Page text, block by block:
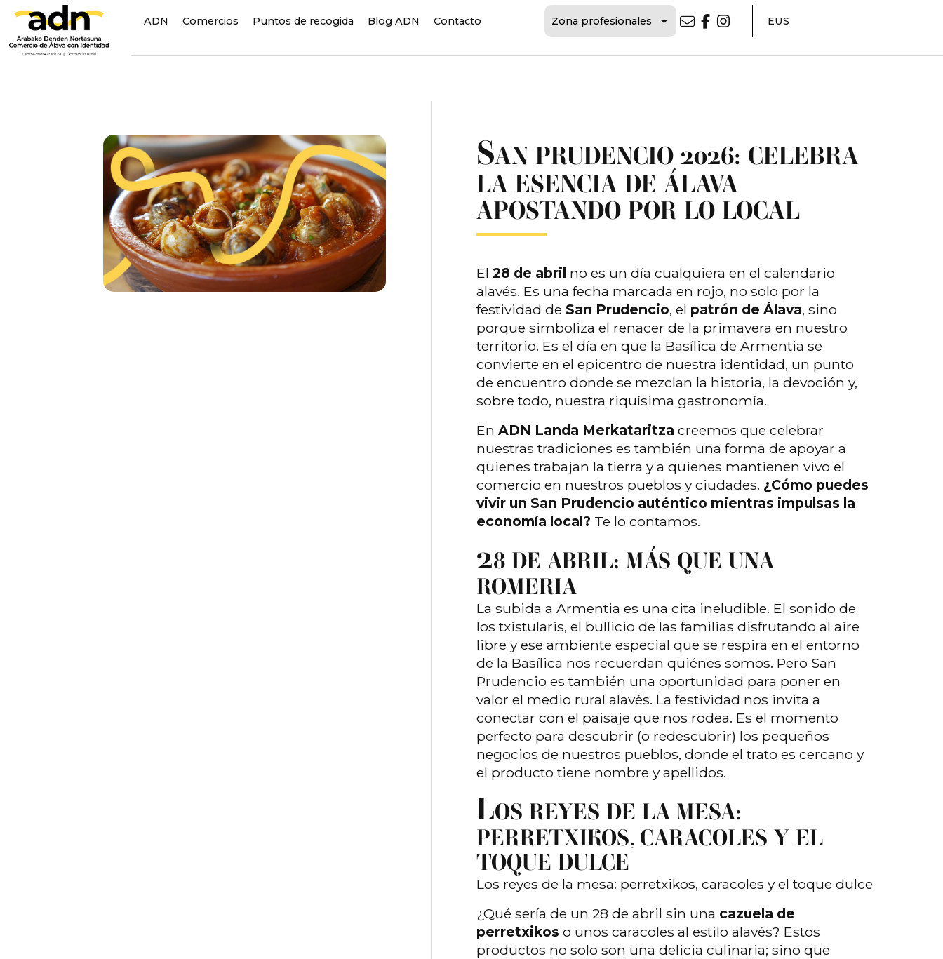
ADN Comercios Puntos de recogida Blog ADN Contacto Zona profesionales EUS
SAN PRUDENCIO 2026: CELEBRA
LA ESENCIA DE ÁLAVA
APOSTANDO POR LO LOCAL
El 28 de abril no es un día cualquiera en el calendario
alavés. Es una fecha marcada en rojo, no solo por la
festividad de San Prudencio, el patrón de Álava, sino
porque simboliza el renacer de la primavera en nuestro
territorio. Es el día en que la Basílica de Armentia se
convierte en el epicentro de nuestra identidad, un punto
de encuentro donde se mezclan la historia, la devoción y,
sobre todo, nuestra riquísima gastronomía.
En ADN Landa Merkataritza creemos que celebrar
nuestras tradiciones es también una forma de apoyar a
quienes trabajan la tierra y a quienes mantienen vivo el
comercio en nuestros pueblos y ciudades. ¿Cómo puedes
vivir un San Prudencio auténtico mientras impulsas la
economía local? Te lo contamos.
28 DE ABRIL: MÁS QUE UNA
ROMERIA
La subida a Armentia es una cita ineludible. El sonido de
los txistularis, el bullicio de las familias disfrutando al aire
libre y ese ambiente especial que se respira en el entorno
de la Basílica nos recuerdan quiénes somos. Pero San
Prudencio es también una oportunidad para poner en
valor el medio rural alavés. La festividad nos invita a
conectar con el paisaje que nos rodea. Es el momento
perfecto para descubrir (o redescubrir) los pequeños
negocios de nuestros pueblos, donde el trato es cercano y
el producto tiene nombre y apellidos.
LOS REYES DE LA MESA:
PERRETXIKOS, CARACOLES Y EL
TOQUE DULCE
Los reyes de la mesa: perretxikos, caracoles y el toque dulce
¿Qué sería de un 28 de abril sin una cazuela de
perretxikos o unos caracoles al estilo alavés? Estos
productos no solo son una delicia culinaria; sino que